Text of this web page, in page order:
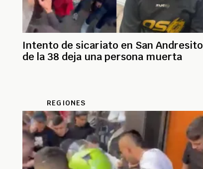
Intento de sicariato en San Andresito
de la 38 deja una persona muerta
REGIONES